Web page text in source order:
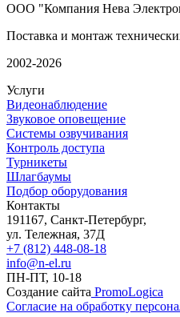
ООО "Компания Нева
Поставка и монтаж
2002-2026
Услуги
Видеонаблюдение
Звуковое оповещение
Системы озвучивания
Контроль доступа
Турникеты
Шлагбаумы
Подбор оборудования
Контакты
191167, Санкт-Петербург,
ул. Тележная, 37Д
+7 (812) 448-08-18
info@n-el.ru
ПН-ПТ, 10-18
Создание сайта PromoLogica
Согласие на обработку